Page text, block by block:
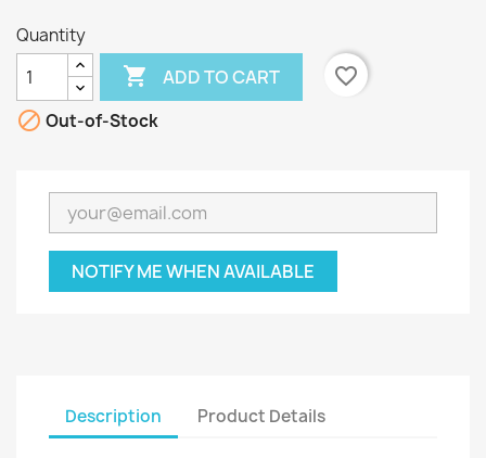
Quantity
 ADD TO CART
favorite_border
 Out-of-Stock
NOTIFY ME WHEN AVAILABLE
Description Product Details